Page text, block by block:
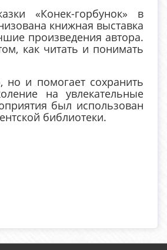
«Конек-горбунок» в
книжная выставка
произведения автора.
как читать и понимать
но и помогает сохранить
на увлекательные
был использован
библиотеки.